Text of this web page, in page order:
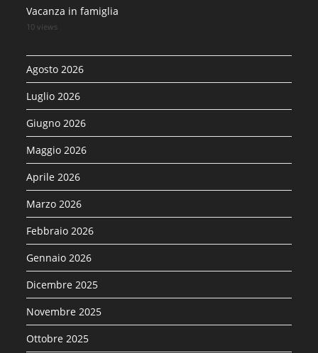
Vacanza in famiglia
10 views
Agosto 2026
Luglio 2026
Giugno 2026
Maggio 2026
Aprile 2026
Marzo 2026
Febbraio 2026
Gennaio 2026
Dicembre 2025
Novembre 2025
Ottobre 2025